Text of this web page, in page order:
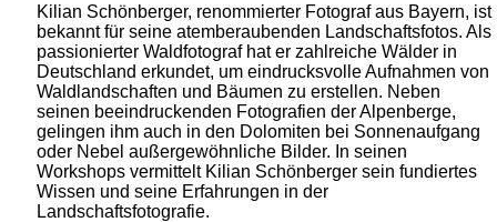
Kilian Schönberger, renommierter Fotograf aus Bayern, ist
bekannt für seine atemberaubenden Landschaftsfotos. Als
passionierter Waldfotograf hat er zahlreiche Wälder in
Deutschland erkundet, um eindrucksvolle Aufnahmen von
Waldlandschaften und Bäumen zu erstellen. Neben
seinen beeindruckenden Fotografien der Alpenberge,
gelingen ihm auch in den Dolomiten bei Sonnenaufgang
oder Nebel außergewöhnliche Bilder. In seinen
Workshops vermittelt Kilian Schönberger sein fundiertes
Wissen und seine Erfahrungen in der
Landschaftsfotografie.